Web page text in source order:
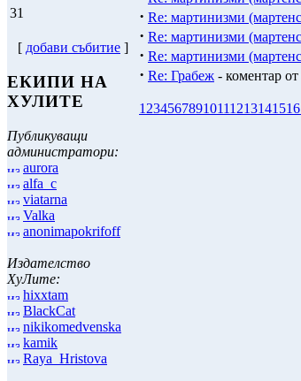
31
[ добави събитие ]
ЕКИПИ НА
ХУЛИТЕ
Публикуващи
администратори:
aurora
alfa_c
viatarna
Valka
anonimapokrifoff
Издателство
ХуЛите:
hixxtam
BlackCat
nikikomedvenska
kamik
Raya_Hristova
· Re: мартинизми
· Re: мартинизми
· Re: мартинизми
· Re: Грабеж - коментар
1 2345678910111213141516